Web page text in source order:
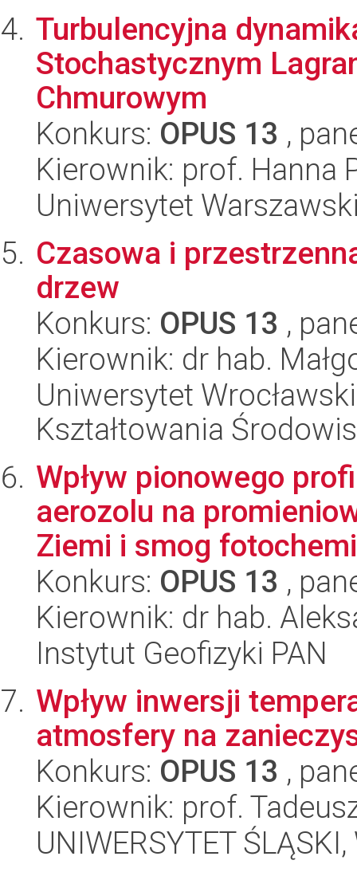
Turbulencyjna
Stochastycznym
Chmurowym
Konkurs: OPUS 13 ,
Kierownik: prof. Hanna
Uniwersytet
Czasowa i
drzew
Konkurs: OPUS 13 ,
Kierownik: dr hab.
Uniwersytet
Kształtowania
Wpływ pionowego
aerozolu na
Ziemi i smog
Konkurs: OPUS 13 ,
Kierownik: dr hab.
Instytut Geofizyki PAN
Wpływ inwersji
atmosfery na
Konkurs: OPUS 13 ,
Kierownik: prof.
UNIWERSYTET